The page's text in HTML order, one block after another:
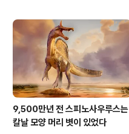
9,500만년 전 스피노사우루스는
칼날 모양 머리 볏이 있었다